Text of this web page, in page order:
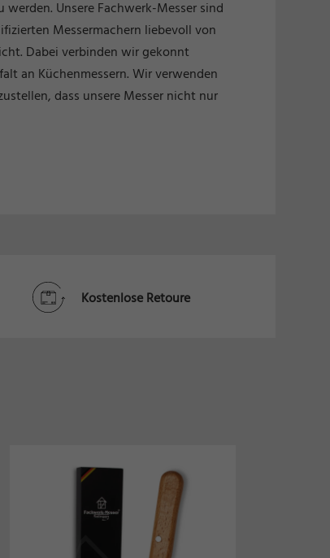
Unsere Fachwerk-Messer sind
Messermachern liebevoll von
Dabei verbinden wir gekonnt
an Küchenmessern. Wir verwenden
dass unsere Messer nicht nur
Kostenlose Retoure